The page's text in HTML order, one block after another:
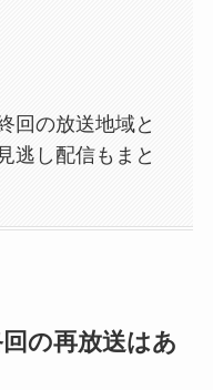
回の放送地域と
逃し配信もまと
の再放送はあ